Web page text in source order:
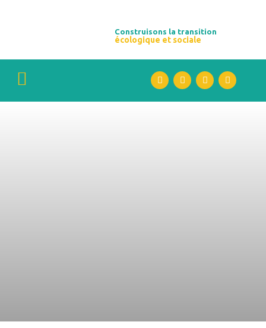
Construisons la transition
écologique et sociale​